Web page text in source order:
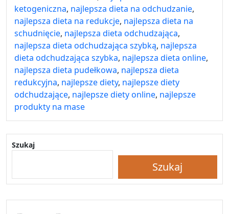
ketogeniczna, najlepsza dieta na odchudzanie,
najlepsza dieta na redukcje, najlepsza dieta na
schudnięcie, najlepsza dieta odchudzająca,
najlepsza dieta odchudzająca szybką, najlepsza
dieta odchudzająca szybka, najlepsza dieta online,
najlepsza dieta pudełkowa, najlepsza dieta
redukcyjna, najlepsze diety, najlepsze diety
odchudzające, najlepsze diety online, najlepsze
produkty na mase
Szukaj
Szukaj